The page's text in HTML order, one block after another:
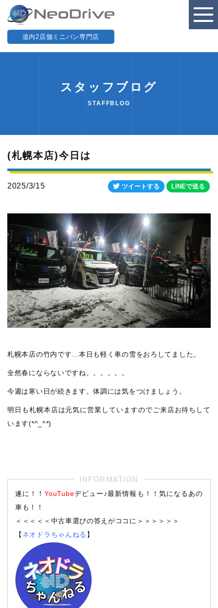
道内2店舗ミニバン専門店
スタッフブログ
STAFFBLOG
(札幌本店)今日は
2025/3/15 ツイートする LINEで送る
札幌本店の竹内です…本日も軽く車の雪をおろしてました。
全然春にならないですね。。。。。。
今週は寒い日が続きます。体調には気をつけましょう。
明日も札幌本店は元気に営業していますのでご来店お待ちして
います(*^_^*)
遂に！！YouTubeデビュー♪最新情報も！！気になるあの
車も！！
＜＜＜＜＜中古車選びの答えがココに＞＞＞＞＞＞
【 ネオドラちゃんねる 】